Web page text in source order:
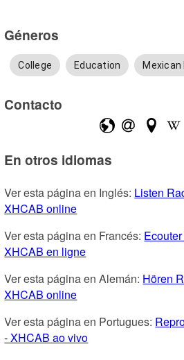
Géneros
College Education Mexican
Contacto
En otros idiomas
Ver esta página en Inglés: Listen
XHCAB online
Ver esta página en Francés:
XHCAB en ligne
Ver esta página en Alemán: Hören
XHCAB online
Ver esta página en Portugues:
- XHCAB ao vivo